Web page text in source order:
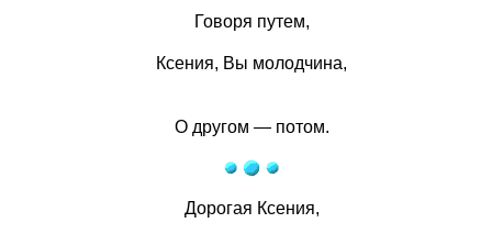
Говоря путем,
Ксения, Вы молодчина,
О другом — потом.
Дорогая Ксения,